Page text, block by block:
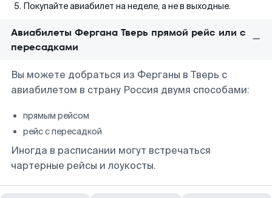
Покупайте авиабилет на неделе, а не в выходные.
Авиабилеты Фергана Тверь прямой рейс или с
пересадками
Вы можете добраться из Ферганы в Тверь с
авиабилетом в страну Россия двумя способами:
прямым рейсом
рейс с пересадкой
Иногда в расписании могут встречаться
чартерные рейсы и лоукосты.